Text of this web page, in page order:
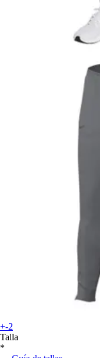
+-2
Talla
*